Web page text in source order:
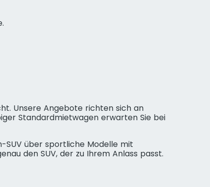
Unsere Angebote richten sich an
Standardmietwagen erwarten Sie bei
SUV über sportliche Modelle mit
den SUV, der zu Ihrem Anlass passt.